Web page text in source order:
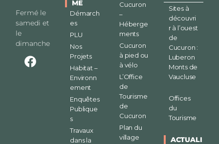
Fermé le
samedi et
le
dimanche
ME
Démarch
es
PLU
Nos
Projets
Habitat –
Environn
ement
Enquêtes
Publique
s
Travaux
dans la
Cucuron
–
Héberge
ments
Cucuron
à pied ou
à vélo
L’Office
de
Tourisme
de
Cucuron
Plan du
village
Sites à
découvri
r à l’ouest
de
Cucuron :
Luberon
Monts de
Vaucluse
Offices
du
Tourisme
ACTUALI